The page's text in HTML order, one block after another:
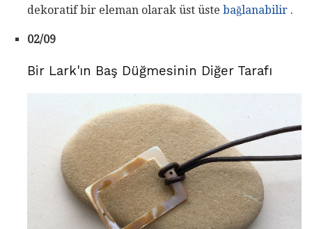
dekoratif bir eleman olarak üst üste bağlanabilir .
02/09
Bir Lark'ın Baş Düğmesinin Diğer Tarafı